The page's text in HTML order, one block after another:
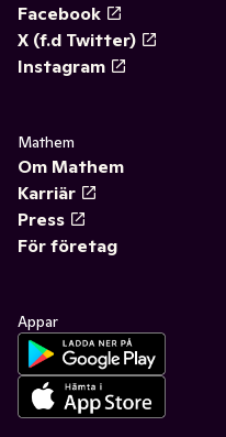
Facebook
X (f.d Twitter)
Instagram
Mathem
Om Mathem
Karriär
Press
För företag
Appar